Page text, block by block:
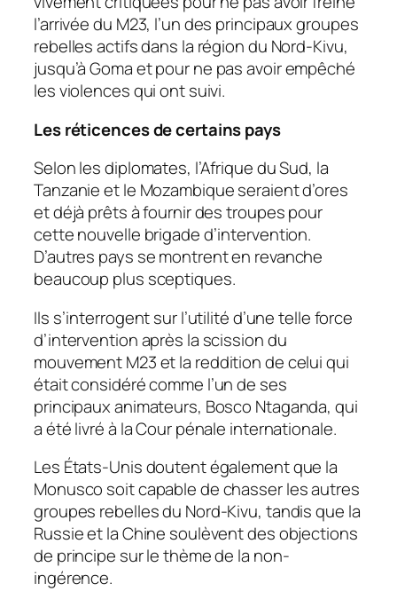
l’arrivée du M23, l’un des principaux groupes
rebelles actifs dans la région du Nord-Kivu,
jusqu’à Goma et pour ne pas avoir empêché
les violences qui ont suivi.
Les réticences de certains pays
Selon les diplomates, l’Afrique du Sud, la
Tanzanie et le Mozambique seraient d’ores
et déjà prêts à fournir des troupes pour
cette nouvelle brigade d’intervention.
D’autres pays se montrent en revanche
beaucoup plus sceptiques.
Ils s’interrogent sur l’utilité d’une telle force
d’intervention après la scission du
mouvement M23 et la reddition de celui qui
était considéré comme l’un de ses
principaux animateurs, Bosco Ntaganda, qui
a été livré à la Cour pénale internationale.
Les États-Unis doutent également que la
Monusco soit capable de chasser les autres
groupes rebelles du Nord-Kivu, tandis que la
Russie et la Chine soulèvent des objections
de principe sur le thème de la non-
ingérence.